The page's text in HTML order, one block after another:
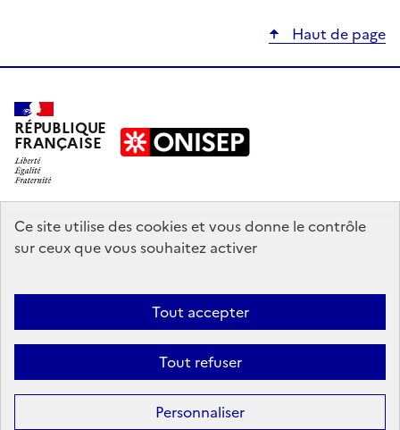
Ce site utilise des cookies et vous donne le contrôle
sur ceux que vous souhaitez activer
Tout accepter
Tout refuser
Personnaliser
Haut de page
RÉPUBLIQUE
FRANÇAISE
education.gouv.fr
enseignementsup-recherche.gouv.fr
Accessibilité : partiellement conforme
les contenus de ce site sont proposés souslicence etalab-2.0